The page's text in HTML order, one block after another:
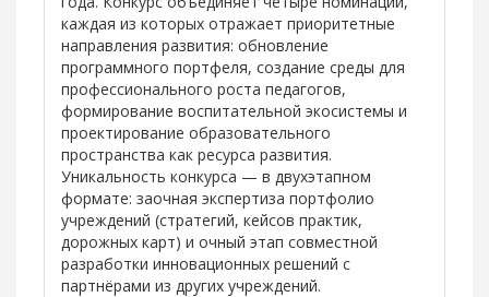
каждая из которых отражает приоритетные
направления развития: обновление
программного портфеля, создание среды для
профессионального роста педагогов,
формирование воспитательной экосистемы и
проектирование образовательного
пространства как ресурса развития.
Уникальность конкурса — в двухэтапном
формате: заочная экспертиза портфолио
учреждений (стратегий, кейсов практик,
дорожных карт) и очный этап совместной
разработки инновационных решений с
партнёрами из других учреждений.